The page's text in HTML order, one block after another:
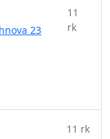
23
11
rk
11 rk